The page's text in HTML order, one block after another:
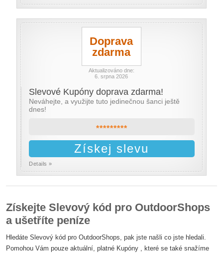
Doprava
zdarma
Aktualizováno dne:
6. srpna 2026
Slevové Kupóny doprava zdarma!
Neváhejte, a využijte tuto jedinečnou šanci ještě
dnes!
*********
Získej slevu
Details »
Získejte Slevový kód pro OutdoorShops
a ušetříte peníze
Hledáte Slevový kód pro OutdoorShops, pak jste našli co jste hledali.
Pomohou Vám pouze aktuální, platné Kupóny , které se také snažíme